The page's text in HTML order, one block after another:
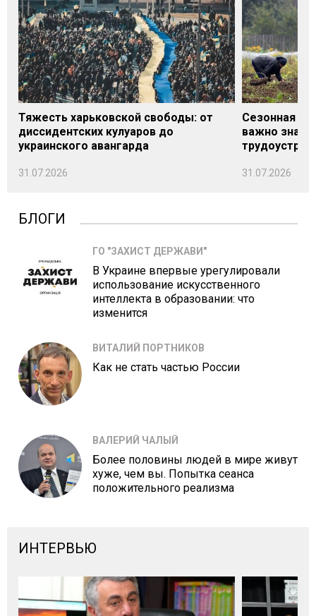
Тяжесть харьковской свободы: от
диссидентских кулуаров до
украинского авангарда
31.07.2026
Сезонная
важно знать
31.07.2026
БЛОГИ
ГО "ЗАХИСТ ДЕРЖАВИ"
В Украине впервые урегулировали
использование искусственного
интеллекта в образовании: что
изменится
ВИТАЛИЙ ПОРТНИКОВ
Как не стать частью России
ВАЛЕРИЙ ЧАЛЫЙ
Более половины людей в мире живут
хуже, чем вы. Попытка сеанса
положительного реализма
ИНТЕРВЬЮ